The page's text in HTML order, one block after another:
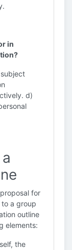
in
d)
for
a group
outline
elements:
the